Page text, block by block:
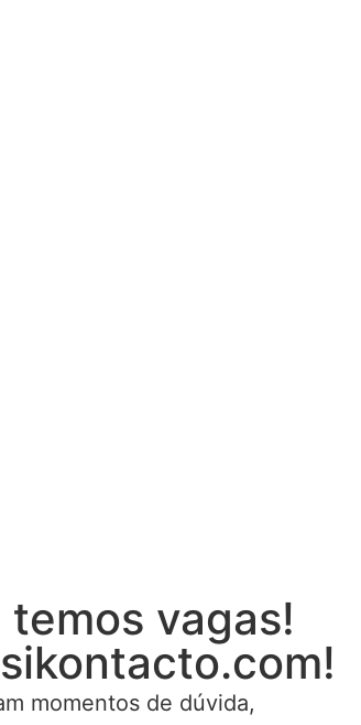
vagas!
momentos de dúvida,